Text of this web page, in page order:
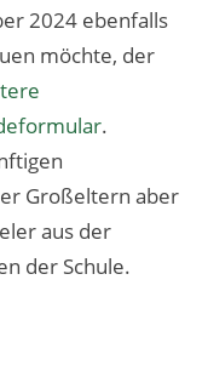
2024 ebenfalls
möchte, der
.
Großeltern aber
aus der
der Schule.